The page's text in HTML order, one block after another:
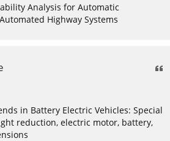
Analysis for Automatic
Highway Systems
in Battery Electric Vehicles: Special
reduction, electric motor, battery,